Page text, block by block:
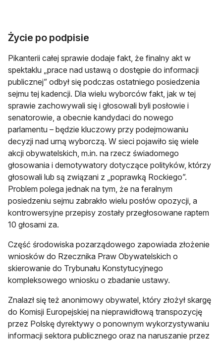
Życie po podpisie
Pikanterii całej sprawie dodaje fakt, że finalny akt w
spektaklu „prace nad ustawą o dostępie do informacji
publicznej” odbył się podczas ostatniego posiedzenia
sejmu tej kadencji. Dla wielu wyborców fakt, jak w tej
sprawie zachowywali się i głosowali byli posłowie i
senatorowie, a obecnie kandydaci do nowego
parlamentu – będzie kluczowy przy podejmowaniu
decyzji nad urną wyborczą. W sieci pojawiło się wiele
akcji obywatelskich, m.in. na rzecz świadomego
głosowania i demotywatory dotyczące polityków, którzy
głosowali lub są związani z „poprawką Rockiego”.
Problem polega jednak na tym, że na feralnym
posiedzeniu sejmu zabrakło wielu posłów opozycji, a
kontrowersyjne przepisy zostały przegłosowane raptem
10 głosami za.
Część środowiska pozarządowego zapowiada złożenie
wniosków do Rzecznika Praw Obywatelskich o
skierowanie do Trybunału Konstytucyjnego
kompleksowego wniosku o zbadanie ustawy.
Znalazł się też anonimowy obywatel, który złożył skargę
do Komisji Europejskiej na nieprawidłową transpozycję
przez Polskę dyrektywy o ponownym wykorzystywaniu
informacji sektora publicznego oraz na naruszanie przez